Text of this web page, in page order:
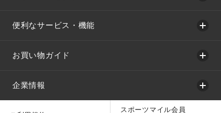
便利なサービス・機能
お買い物ガイド
企業情報
スポーツマイル会員